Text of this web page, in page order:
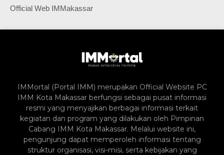
Official Web IMMakassar
IMMortal (Portal IMM) merupakan Official Website PC
IMM Kota Makassar berfungsi sebagai pusat informasi
resmi yang menyajikan berbagai informasi terkait
kegiatan dan program yang dilakukan oleh Pimpinan
Cabang IMM Kota Makassar. Melalui website ini,
pengunjung dapat memperoleh informasi tentang
struktur organisasi, visi-misi, serta kebijakan yang